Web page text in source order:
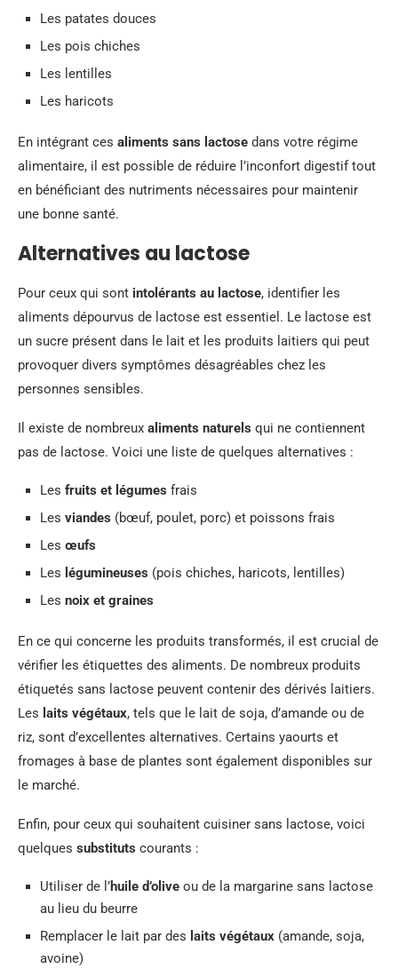
Les patates douces
Les pois chiches
Les lentilles
Les haricots
En intégrant ces aliments sans lactose dans votre régime
alimentaire, il est possible de réduire l’inconfort digestif tout
en bénéficiant des nutriments nécessaires pour maintenir
une bonne santé.
Alternatives au lactose
Pour ceux qui sont intolérants au lactose, identifier les
aliments dépourvus de lactose est essentiel. Le lactose est
un sucre présent dans le lait et les produits laitiers qui peut
provoquer divers symptômes désagréables chez les
personnes sensibles.
Il existe de nombreux aliments naturels qui ne contiennent
pas de lactose. Voici une liste de quelques alternatives :
Les fruits et légumes frais
Les viandes (bœuf, poulet, porc) et poissons frais
Les œufs
Les légumineuses (pois chiches, haricots, lentilles)
Les noix et graines
En ce qui concerne les produits transformés, il est crucial de
vérifier les étiquettes des aliments. De nombreux produits
étiquetés sans lactose peuvent contenir des dérivés laitiers.
Les laits végétaux, tels que le lait de soja, d’amande ou de
riz, sont d’excellentes alternatives. Certains yaourts et
fromages à base de plantes sont également disponibles sur
le marché.
Enfin, pour ceux qui souhaitent cuisiner sans lactose, voici
quelques substituts courants :
Utiliser de l’huile d’olive ou de la margarine sans lactose
au lieu du beurre
Remplacer le lait par des laits végétaux (amande, soja,
avoine)